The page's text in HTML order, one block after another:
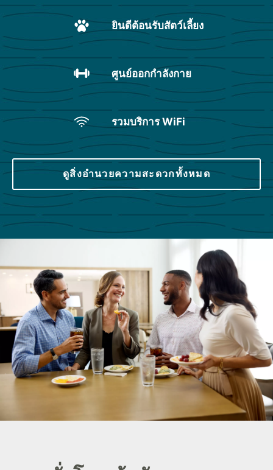
ยินดีต้อนรับสัตว์เลี้ยง
ศูนย์ออกกำลังกาย
รวมบริการ WiFi
ดูสิ่งอำนวยความสะดวกทั้งหมด